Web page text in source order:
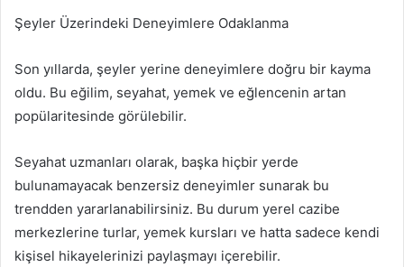
Şeyler Üzerindeki Deneyimlere Odaklanma
Son yıllarda, şeyler yerine deneyimlere doğru bir kayma
oldu. Bu eğilim, seyahat, yemek ve eğlencenin artan
popülaritesinde görülebilir.
Seyahat uzmanları olarak, başka hiçbir yerde
bulunamayacak benzersiz deneyimler sunarak bu
trendden yararlanabilirsiniz. Bu durum yerel cazibe
merkezlerine turlar, yemek kursları ve hatta sadece kendi
kişisel hikayelerinizi paylaşmayı içerebilir.